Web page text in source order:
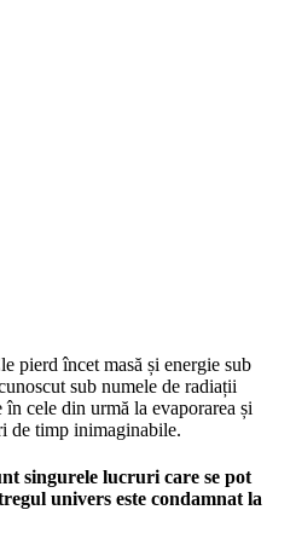
pierd încet masă și energie sub
sub numele de radiații
cele din urmă la evaporarea și
de timp inimaginabile.
singurele lucruri care se pot
univers este condamnat la